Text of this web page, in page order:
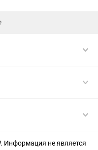
Информация не является